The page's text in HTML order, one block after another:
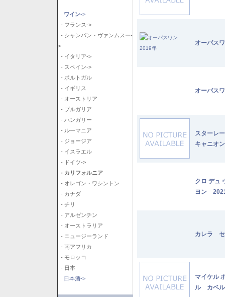
ワイン->
- フランス->
- シャンパン・ヴァンムスー-
>
- イタリア->
- スペイン->
- ポルトガル
- イギリス
- オーストリア
- ブルガリア
- ハンガリー
- ルーマニア
- ジョージア
- イスラエル
- ドイツ->
- カリフォルニア
- オレゴン・ワシントン
- カナダ
- チリ
- アルゼンチン
- オーストラリア
- ニュージーランド
- 南アフリカ
- モロッコ
- 日本
日本酒->
オーパス
オーパス
スターレ
キャニオ
クロ デュ
ヨン
カレラ
マイケル
ル カベ